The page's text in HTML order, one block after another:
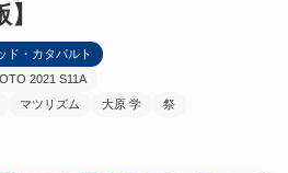
ド・カタパルト
2021 S11A
マツリズム 大原 学 祭